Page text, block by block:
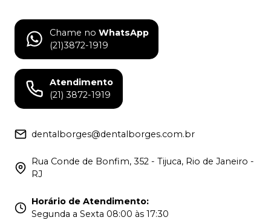
Chame no WhatsApp
(21)3872-1919
Atendimento
(21) 3872-1919
dentalborges@dentalborges.com.br
Rua Conde de Bonfim, 352 - Tijuca, Rio de Janeiro -
RJ
Horário de Atendimento:
Segunda a Sexta 08:00 às 17:30